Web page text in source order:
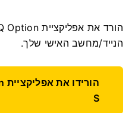
הנייד/מחשב האישי שלך.
S